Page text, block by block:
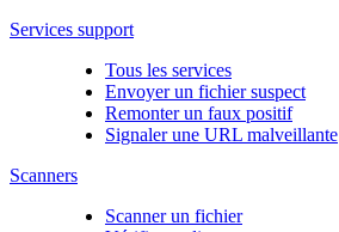
Services support
Tous les services
Envoyer un fichier suspect
Remonter un faux positif
Signaler une URL malveillante
Scanners
Scanner un fichier